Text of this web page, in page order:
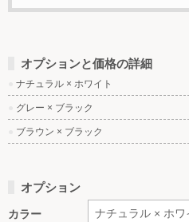
オプションと価格の詳細
ナチュラル × ホワイト
グレー × ブラック
ブラウン × ブラック
オプション
カラー